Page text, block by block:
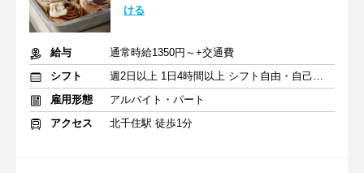
ける
給与
通常時給1350円～+交通費
シフト
週2日以上 1日4時間以上 シフト自由・自己申告
雇用形態
アルバイト・パート
アクセス
北千住駅 徒歩1分